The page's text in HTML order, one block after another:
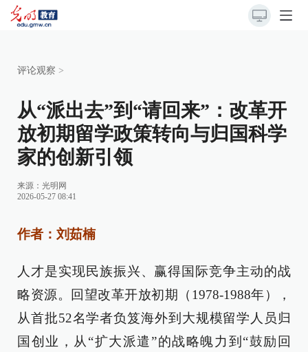
评论观察 >
从“派出去”到“请回来”：改革开
放初期留学政策转向与归国科学
家的创新引领
来源： 光明网
2026-05-27 08:41
作者：刘茹楠
人才是实现民族振兴、赢得国际竞争主动的战
略资源。回望改革开放初期（1978-1988年），
从首批52名学者负笈海外到大规模留学人员归
国创业，从“扩大派遣”的战略魄力到“鼓励回